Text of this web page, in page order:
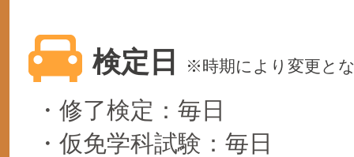
検定日 ※時期により変更と
・修了検定：毎日
・仮免学科試験：毎日